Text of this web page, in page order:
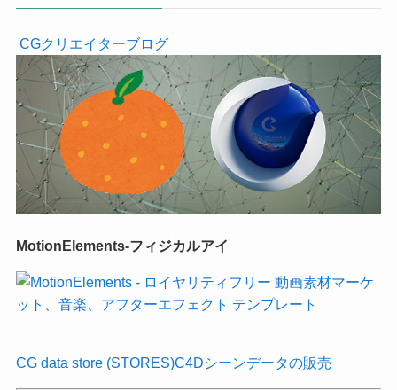
CGクリエイターブログ
MotionElements-フィジカルアイ
CG data store (STORES)C4Dシーンデータの販売